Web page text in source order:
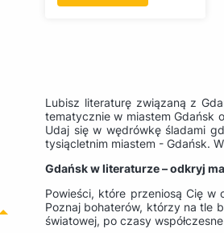
Lubisz literaturę związaną z
tematycznie w miastem Gdańsk
Udaj się w wędrówkę śladami
tysiącletnim miastem - Gdańsk.
Gdańsk w literaturze – odkryj
Powieści, które przeniosą Cię w
Poznaj bohaterów, którzy na tle
światowej, po czasy